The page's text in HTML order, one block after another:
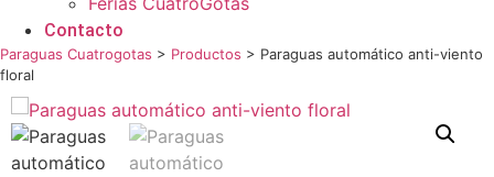
Contacto
Paraguas Cuatrogotas > Productos > Paraguas automático anti-viento
floral